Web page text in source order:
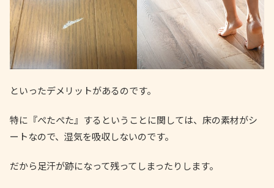
といったデメリットがあるのです。
特に『ぺたぺた』するということに関しては、床の素材がシ
ートなので、湿気を吸収しないのです。
だから足汗が跡になって残ってしまったりします。